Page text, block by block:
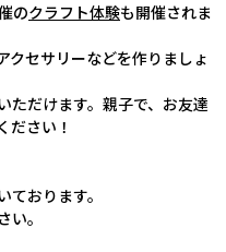
のクラフト体験も開催されま
クセサリーなどを作りましょ
ただけます。親子で、お友達
ださい！
おります。
。